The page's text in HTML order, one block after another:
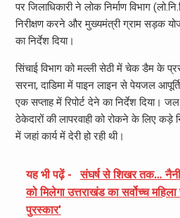
पर जिलाधिकारी ने लोक निर्माण विभाग
निरीक्षण करने और मुख्यमंत्री ग्राम सड़क
का निर्देश दिया।
सिंचाई विभाग को मल्ली सेठी में चेक डैम के
सरना, दाडिमा में पाइन लाइन से पेयजल
एक सप्ताह में रिपोर्ट देने का निर्देश दिया।
ठेकेदारों की लापरवाही को रोकने के लिए कड़े
में जहां कार्य में देरी हो रही थी।
यह भी पढ़ें -
संघर्ष से शिखर तक…
को मिलेगा उत्तराखंड का सर्वोच्च
पुरस्कार'